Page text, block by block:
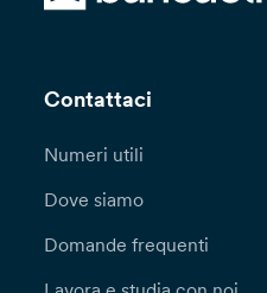
Contattaci
Numeri utili
Dove siamo
Domande frequenti